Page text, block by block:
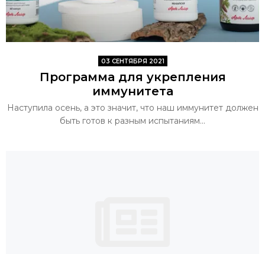
03 СЕНТЯБРЯ 2021
Программа для укрепления
иммунитета
Наступила осень, а это значит, что наш иммунитет должен
быть готов к разным испытаниям...